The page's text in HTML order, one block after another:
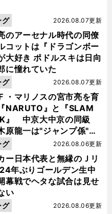
のアーセナル時代の同僚
コットは『ドラゴンボー
大好き ポドルスキは日向
に憧れていた
2026.08.07更新
グ
・マリノスの宮市亮を育
NARUTO』と『SLAM
』 中京大中京の同級
原龍一は"ジャンプ係"だ
2026.08.07更新
グ
ー日本代表と無縁のＪリ
年ぶりゴールデン生中
幕戦でヘタな試合は見せ
い
2026.08.06更新
グ
2026.08.06更新
グ